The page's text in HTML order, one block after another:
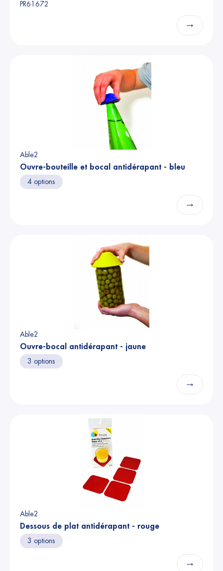
PR61672
→
Able2
Ouvre-bouteille et bocal antidérapant - bleu
4 options
→
Able2
Ouvre-bocal antidérapant - jaune
3 options
→
Able2
Dessous de plat antidérapant - rouge
3 options
→